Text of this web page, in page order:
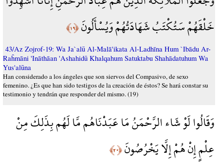
خَلْقَهُمْ سَتُكْتَبُ شَهَادَتُهُمْ وَيُسْأَلُونَ﴿١٩﴾
43/Az Zojrof-19: Wa Ja`alū Al-Malā'ikata Al-Ladhīna Hum `Ibādu Ar-
Raĥmāni 'Ināthāan 'Ashahidū Khalqahum Satuktabu Shahādatuhum Wa
Yus'alūna
Han considerado a los ángeles que son siervos del Compasivo, de sexo
femenino. ¿Es que han sido testigos de la creación de éstos? Se hará constar su
testimonio y tendrán que responder del mismo. (19)
وَقَالُوا لَوْ شَاء الرَّحْمَنُ مَا عَبَدْنَاهُم مَّا لَهُم بِذَلِكَ مِنْ
عِلْمٍ إِنْ هُمْ إِلَّا يَخْرُصُونَ﴿٢٠﴾